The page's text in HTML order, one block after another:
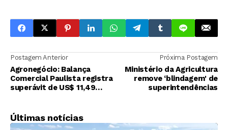
Postagem Anterior
Agronegócio: Balança
Comercial Paulista registra
superávit de US$ 11,49
Próxima Postagem
Ministério da Agricultura
remove ‘blindagem' de
superintendências
Últimas notícias